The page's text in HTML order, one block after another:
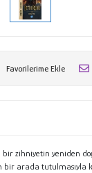
Favorilerime Ekle
zihniyetin yeniden
arada tutulmasıyla